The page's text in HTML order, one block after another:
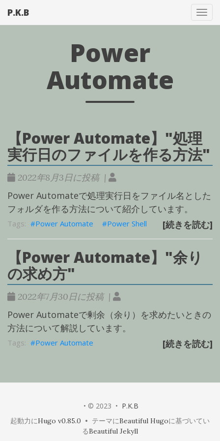
メ
ニ
P.K.B
Power
Automate
【Power Automate】"処理
実行日のファイルを作る方法"
2022年8月3日に投稿 |
Power Automateで処理実行日をファイル名とした
フォルダを作る方法について紹介しています。
[続きを読む]
Power Automate Power Shell
【Power Automate】"余り
の求め方"
2022年7月30日に投稿 |
Power Automateで剰余（余り）を求めたいときの
方法について解説しています。
[続きを読む]
Power Automate
• © 2023 • P.K.B
起動力にHugo v0.85.0 • テーマにBeautiful Hugoに基づいてい
るBeautiful Jekyll